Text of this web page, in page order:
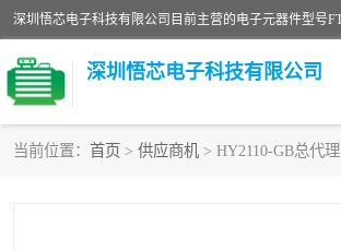
深圳悟芯电子科技有限公司
当前位置： 首页 > 供应商机 > HY2110-GB总代理